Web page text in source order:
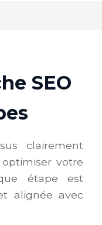
SEO
clairement
votre
étape est
alignée avec